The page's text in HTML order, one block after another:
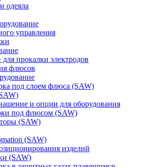
одеяла
управления
прокалки электродов
флюсов
под слоем флюса (SAW)
и опции для оборудования
под флюсом (SAW)
(SAW)
(SAW)
изделий
(SAW)